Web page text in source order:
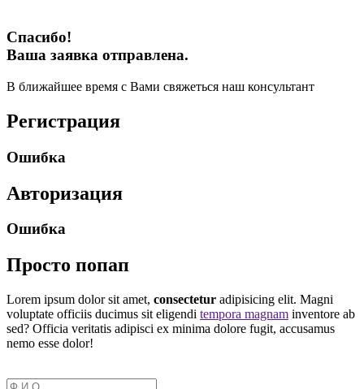
Спасибо!
Ваша заявка отправлена.
В ближайшее время с Вами свяжеться наш консультант
Регистрация
Ошибка
Авторизация
Ошибка
Просто попап
Lorem ipsum dolor sit amet, consectetur adipisicing elit. Magni
voluptate officiis ducimus sit eligendi tempora magnam inventore ab
sed? Officia veritatis adipisci ex minima dolore fugit, accusamus
nemo esse dolor!